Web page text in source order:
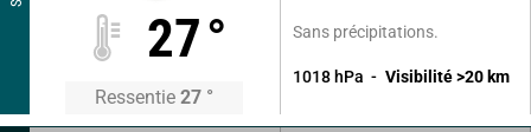
27°
Ressentie 27 °
Sans précipitations.
1018 hPa Visibilité >20 km